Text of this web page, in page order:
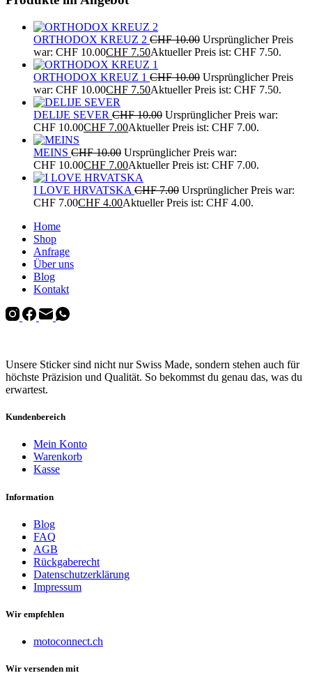
ORTHODOX KREUZ 2 CHF10.00 Ursprünglicher Preis
war: CHF 10.00CHF 7.50Aktueller Preis ist: CHF 7.50.
ORTHODOX KREUZ 1 CHF10.00 Ursprünglicher Preis
war: CHF 10.00CHF 7.50Aktueller Preis ist: CHF 7.50.
DELIJE SEVER CHF10.00 Ursprünglicher Preis war:
CHF 10.00CHF 7.00Aktueller Preis ist: CHF 7.00.
MEINS CHF10.00 Ursprünglicher Preis war:
CHF 10.00CHF 7.00Aktueller Preis ist: CHF 7.00.
I LOVE HRVATSKA CHF7.00 Ursprünglicher Preis war:
CHF 7.00CHF 4.00Aktueller Preis ist: CHF 4.00.
Home
Shop
Anfrage
Über uns
Blog
Kontakt
Unsere Sticker sind nicht nur Swiss Made, sondern stehen auch für
höchste Präzision und Qualität. So bekommst du genau das, was du
erwartest.
Kundenbereich
Mein Konto
Warenkorb
Kasse
Information
Blog
FAQ
AGB
Rückgaberecht
Datenschutzerklärung
Impressum
Wir empfehlen
motoconnect.ch
Wir versenden mit